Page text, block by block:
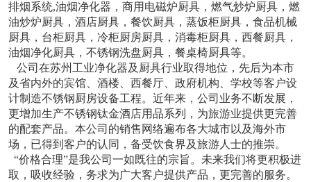
排烟系统,油烟净化器，商用电磁炉厨具，燃气炒炉厨具，燃
油炒炉厨具，酒店厨具，餐饮厨具，蒸饭柜厨具，食品机械
厨具，台柜厨具，冷柜厨房厨具，消毒柜厨具，西餐厨具，
油烟净化厨具，不锈钢洗盘厨具，餐桌椅厨具等。
公司在苏州工业净化器及厨具行业取得地位，先后为本市
及省内外的宾馆、酒楼、西餐厅、政府机构、学校等客户设
计制造不锈钢厨房设备工程。近年来，公司业务不断发展，
更增加生产不锈钢钛金酒店用品系列，为旅游业提供更完善
的配套产品。本公司的销售网络遍布各大城市以及海外市
场，已得到客户的认同，备受饮食界及旅游人士的推崇。
“价格合理”是我公司一如既往的宗旨。未来我们将更积极进
取，吸收经验，务求为广大客户提供产品，更完善的服务。